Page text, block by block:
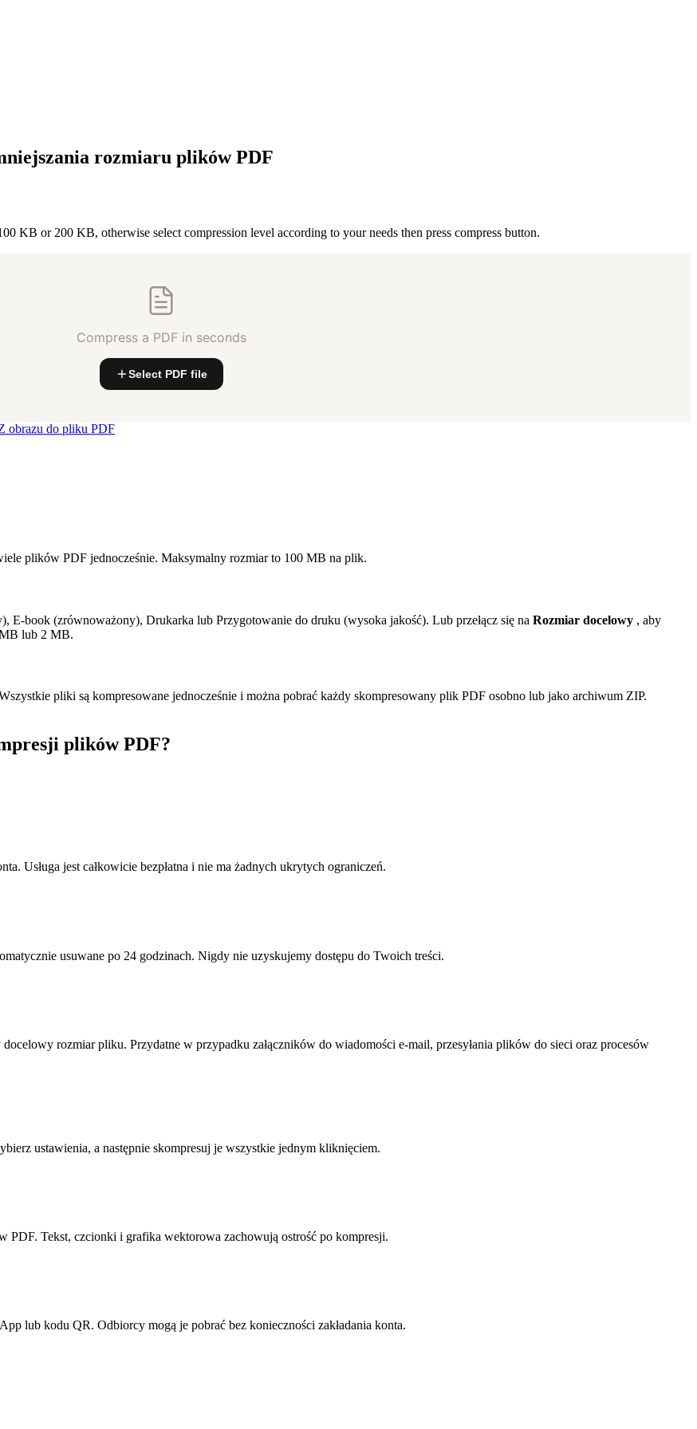
rozmiaru plików PDF
KB or 200 KB, otherwise select compression level according to your needs then press compress button.
Compress a PDF in seconds
Select PDF file
obrazu do pliku PDF
plików PDF jednocześnie. Maksymalny rozmiar to 100 MB na plik.
E-book (zrównoważony), Drukarka lub Przygotowanie do druku (wysoka jakość). Lub przełącz się na Rozmiar docelowy , aby
lub 2 MB.
pliki są kompresowane jednocześnie i można pobrać każdy skompresowany plik PDF osobno lub jako archiwum ZIP.
plików PDF?
Usługa jest całkowicie bezpłatna i nie ma żadnych ukrytych ograniczeń.
usuwane po 24 godzinach. Nigdy nie uzyskujemy dostępu do Twoich treści.
rozmiar pliku. Przydatne w przypadku załączników do wiadomości e-mail, przesyłania plików do sieci oraz procesów
ustawienia, a następnie skompresuj je wszystkie jednym kliknięciem.
Tekst, czcionki i grafika wektorowa zachowują ostrość po kompresji.
lub kodu QR. Odbiorcy mogą je pobrać bez konieczności zakładania konta.